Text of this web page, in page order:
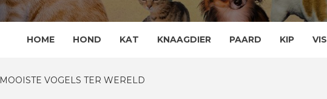
HOME HOND KAT KNAAGDIER PAARD KIP VIS
MOOISTE VOGELS TER WERELD